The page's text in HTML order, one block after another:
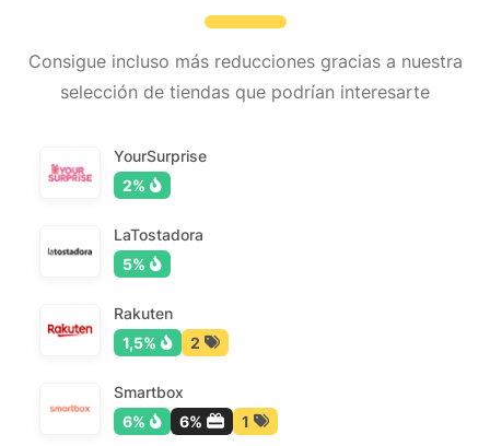
Consigue incluso más reducciones gracias a nuestra
selección de tiendas que podrían interesarte
YourSurprise
2%
LaTostadora
5%
Rakuten
1,5%
2
Smartbox
6%
6% 1